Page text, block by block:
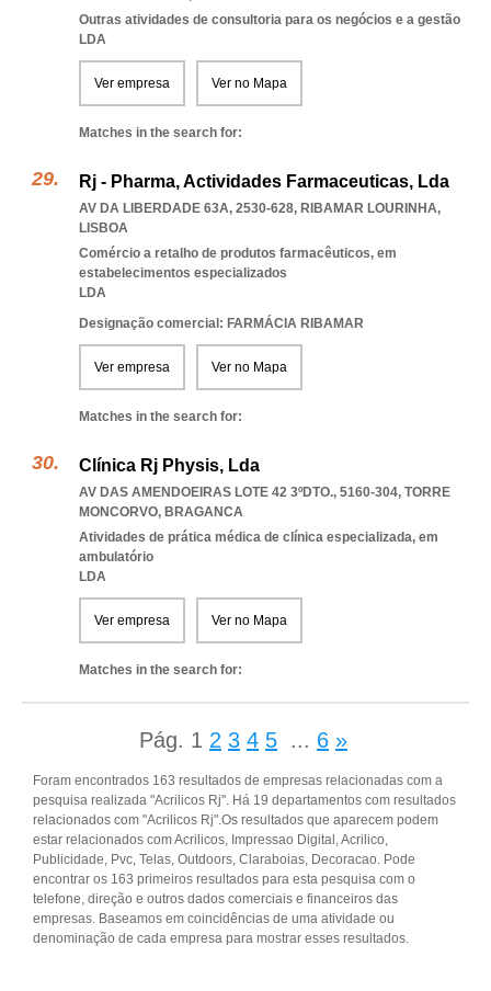
Outras atividades de consultoria para os negócios e a gestão
LDA
Ver empresa Ver no Mapa
Matches in the search for:
Rj - Pharma, Actividades Farmaceuticas, Lda
AV DA LIBERDADE 63A, 2530-628, RIBAMAR LOURINHA,
LISBOA
Comércio a retalho de produtos farmacêuticos, em
estabelecimentos especializados
LDA
Designação comercial: FARMÁCIA RIBAMAR
Ver empresa Ver no Mapa
Matches in the search for:
Clínica Rj Physis, Lda
AV DAS AMENDOEIRAS LOTE 42 3ºDTO., 5160-304, TORRE
MONCORVO, BRAGANCA
Atividades de prática médica de clínica especializada, em
ambulatório
LDA
Ver empresa Ver no Mapa
Matches in the search for:
Pág. 1 2 3 4 5 ... 6 »
Foram encontrados 163 resultados de empresas relacionadas com a
pesquisa realizada "Acrilicos Rj". Há 19 departamentos com resultados
relacionados com "Acrilicos Rj".Os resultados que aparecem podem
estar relacionados com Acrilicos, Impressao Digital, Acrilico,
Publicidade, Pvc, Telas, Outdoors, Claraboias, Decoracao. Pode
encontrar os 163 primeiros resultados para esta pesquisa com o
telefone, direção e outros dados comerciais e financeiros das
empresas. Baseamos em coincidências de uma atividade ou
denominação de cada empresa para mostrar esses resultados.